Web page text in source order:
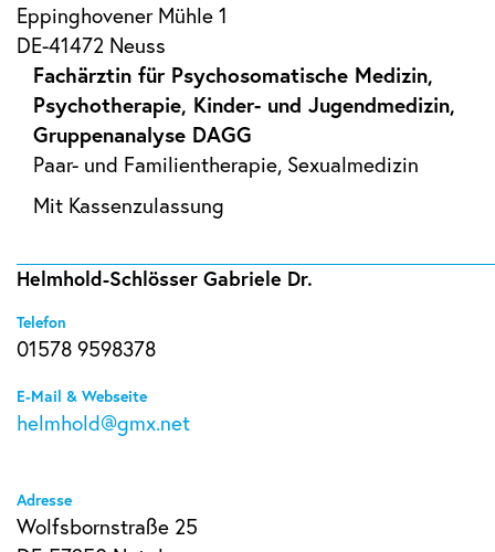
Eppinghovener Mühle 1
DE-41472 Neuss
Fachärztin für Psychosomatische Medizin,
Psychotherapie, Kinder- und Jugendmedizin,
Gruppenanalyse DAGG
Paar- und Familientherapie, Sexualmedizin
Mit Kassenzulassung
Helmhold-Schlösser Gabriele Dr.
Telefon
01578 9598378
E-Mail & Webseite
helmhold@gmx.net
Adresse
Wolfsbornstraße 25